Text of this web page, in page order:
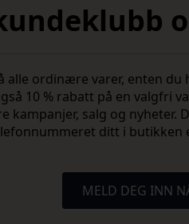
alle ordinære varer, enten
10 % rabatt på en valgfri
kampanjer, salg og
ditt i butikken
MELD DEG INN